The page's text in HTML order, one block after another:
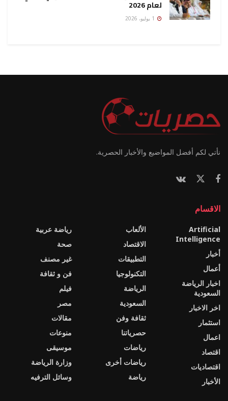
لعام 2026
نأتي لكم أفضل المواضيع والأخبار الحصرية.
الاقسام
Artificial
Intelligence
أخبار
أعمال
اخبار الرياضة
السعودية
اخر الاخبار
استثمار
اعمال
اقتصاد
اقتصاديات
الأخبار
الألعاب
الاقتصاد
التطبيقات
التكنولوجيا
الرياضة
السعودية
ثقافة وفن
حصرياتنا
رياضات
رياضات أخرى
رياضة
رياضة عربية
صحة
غير مصنف
فن و ثقافة
فيلم
مصر
مقالات
منوعات
موسيقى
وزارة الرياضة
وسائل الترفيه